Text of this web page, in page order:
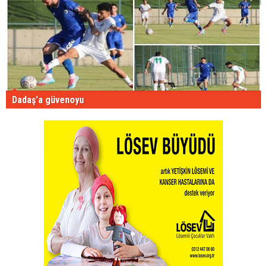
Dadaş'a güvenoyu